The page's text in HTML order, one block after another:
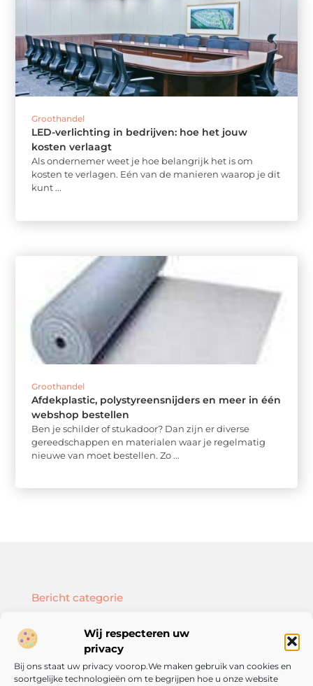
Wij respecteren uw
privacy
Bij ons staat uw privacy voorop.We maken gebruik van cookies en
soortgelijke technologieën om te begrijpen hoe u onze website
Groothandel
LED-verlichting in bedrijven: hoe het jouw
kosten verlaagt
Als ondernemer weet je hoe belangrijk het is om
kosten te verlagen. Eén van de manieren waarop je dit
kunt ...
Groothandel
Afdekplastic, polystyreensnijders en meer in één
webshop bestellen
Ben je schilder of stukadoor? Dan zijn er diverse
gereedschappen en materialen waar je regelmatig
nieuwe van moet bestellen. Zo ...
Onze informatie
Bericht categorie